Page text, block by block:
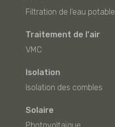
Filtration de l'eau potable
Traitement de l'air
VMC
Isolation
Isolation des combles
Solaire
Photovoltaïque